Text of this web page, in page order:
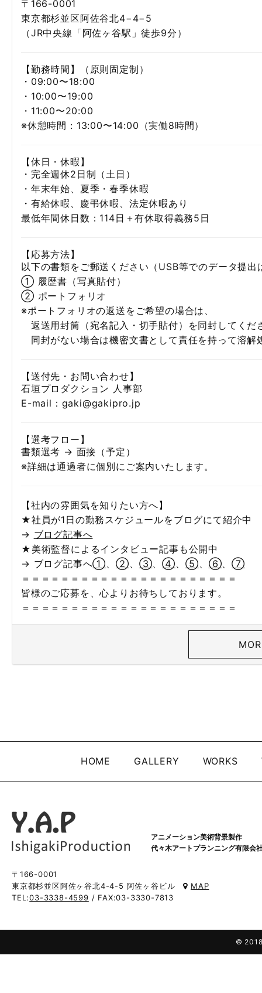
〒166-0001
東京都杉並区阿佐谷北4−4−5
（JR中央線「阿佐ヶ谷駅」徒歩9分）
【勤務時間】（原則固定制）
・09:00〜18:00
・10:00〜19:00
・11:00〜20:00
※休憩時間：13:00〜14:00（実働8時間）
【休日・休暇】
・完全週休2日制（土日）
・年末年始、夏季・春季休暇
・有給休暇、慶弔休暇、法定休暇あり
最低年間休日数：114日＋有休取得義務5日
【応募方法】
以下の書類をご郵送ください（USB等でのデータ提出
① 履歴書（写真貼付）
② ポートフォリオ
※ポートフォリオの返送をご希望の場合は、
返送用封筒（宛名記入・切手貼付）を同封してくだ
同封がない場合は機密文書として責任を持って溶解
【送付先・お問い合わせ】
石垣プロダクション 人事部
E-mail：gaki@gakipro.jp
【選考フロー】
書類選考 → 面接（予定）
※詳細は通過者に個別にご案内いたします。
【社内の雰囲気を知りたい方へ】
★社員が1日の勤務スケジュールをブログにて紹介中
→ ブログ記事へ
★美術監督によるインタビュー記事も公開中
→ ブログ記事へ①、②、 ③、④、 ⑤、 ⑥、⑦
＝＝＝＝＝＝＝＝＝＝＝＝＝＝＝＝＝＝＝＝＝＝
皆様のご応募を、心よりお待ちしております。
＝＝＝＝＝＝＝＝＝＝＝＝＝＝＝＝＝＝＝＝＝＝
HOME GALLERY WORKS
アニメーション美術背景製作
代々木アートプランニング有限会
〒166-0001
東京都杉並区阿佐ヶ谷北4-4-5 阿佐ヶ谷ビル
MAP
TEL:03-3338-4599 / FAX:03-3330-7813
© 2018